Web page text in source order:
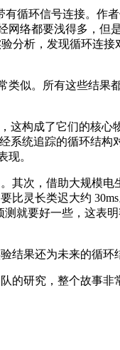
环信号连接。作者
络都要浅得多，但
分析，发现循环连
似。所有这些结果
构成了它们的核心
系统追踪的循环结
现。
次，借助大规模电
灵长类迟大约
就要好一些，这表
果还为未来的循环
研究，整个故事非